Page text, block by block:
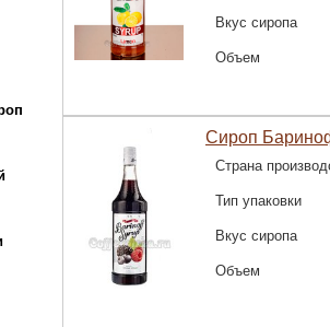
Вкус сиропа
Объем
Сироп
Страна
Тип упаковки
Вкус сиропа
Объем